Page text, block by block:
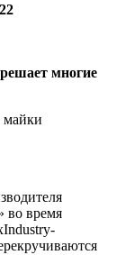
многие
во время